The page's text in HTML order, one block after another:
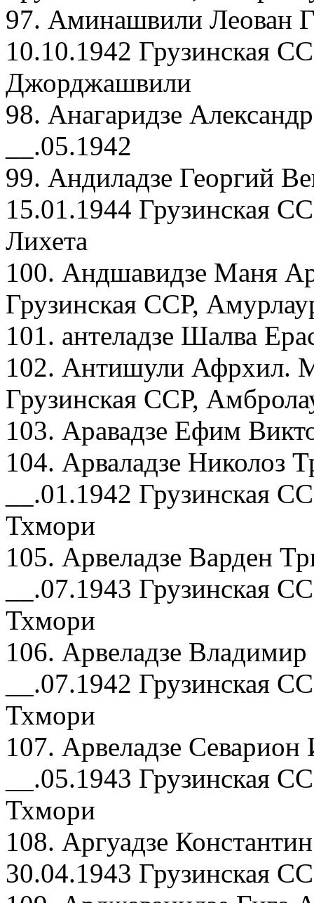
97. Аминашвили Леован
10.10.1942 Грузинская
Джорджашвили
98. Анагаридзе
__.05.1942
99. Андиладзе Георгий
15.01.1944 Грузинская
Лихета
100. Андшавидзе Маня
Грузинская ССР,
101. антеладзе Шалва
102. Антишули Афрхил.
Грузинская ССР,
103. Аравадзе Ефим
104. Арваладзе Николоз
__.01.1942 Грузинская
Тхмори
105. Арвеладзе Варден
__.07.1943 Грузинская
Тхмори
106. Арвеладзе
__.07.1942 Грузинская
Тхмори
107. Арвеладзе
__.05.1943 Грузинская
Тхмори
108. Аргуадзе
30.04.1943 Грузинская